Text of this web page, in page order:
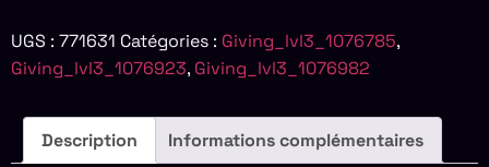
UGS : 771631 Catégories : Giving_lvl3_1076785,
Giving_lvl3_1076923, Giving_lvl3_1076982
Description Informations complémentaires